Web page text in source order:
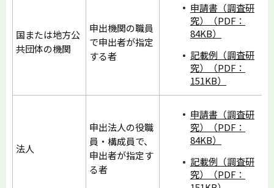
国または地方公
共団体の機関
申出機関の職員
で申出者が指定
する者
申請書（調査研
究）（PDF：
84KB）
記載例（調査研
究）（PDF：
151KB）
法人
申出法人の役職
員・構成員で、
申出者が指定す
る者
申請書（調査研
究）（PDF：
84KB）
記載例（調査研
究）（PDF：